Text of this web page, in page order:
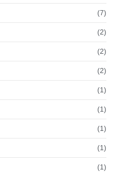
(7)
(2)
(2)
(2)
(1)
(1)
(1)
(1)
(1)